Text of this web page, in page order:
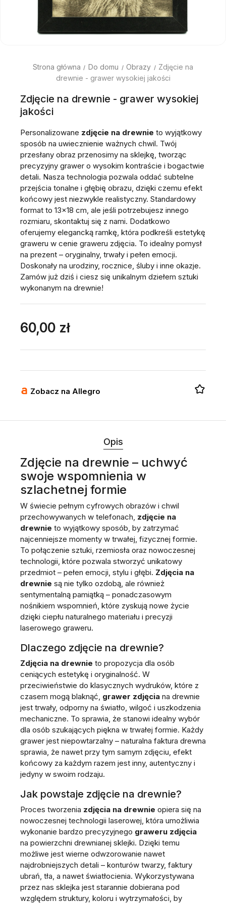
Strona główna Do domu Obrazy
Zdjęcie na
drewnie - grawer wysokiej jakości
Zdjęcie na drewnie - grawer wysokiej
jakości
Personalizowane zdjęcie na drewnie to wyjątkowy
sposób na uwiecznienie ważnych chwil. Twój
przesłany obraz przenosimy na sklejkę, tworząc
precyzyjny grawer o wysokim kontraście i bogactwie
detali. Nasza technologia pozwala oddać subtelne
przejścia tonalne i głębię obrazu, dzięki czemu efekt
końcowy jest niezwykle realistyczny. Standardowy
format to 13x18 cm, ale jeśli potrzebujesz innego
rozmiaru, skontaktuj się z nami. Dodatkowo
oferujemy elegancką ramkę, która podkreśli estetykę
graweru w cenie graweru zdjęcia. To idealny pomysł
na prezent – oryginalny, trwały i pełen emocji.
Doskonały na urodziny, rocznice, śluby i inne okazje.
Zamów już dziś i ciesz się unikalnym dziełem sztuki
wykonanym na drewnie!
60,00 zł
Zobacz na Allegro
Opis
Zdjęcie na drewnie – uchwyć
swoje wspomnienia w
szlachetnej formie
W świecie pełnym cyfrowych obrazów i chwil
przechowywanych w telefonach, zdjęcie na
drewnie to wyjątkowy sposób, by zatrzymać
najcenniejsze momenty w trwałej, fizycznej formie.
To połączenie sztuki, rzemiosła oraz nowoczesnej
technologii, które pozwala stworzyć unikatowy
przedmiot – pełen emocji, stylu i głębi. Zdjęcia na
drewnie są nie tylko ozdobą, ale również
sentymentalną pamiątką – ponadczasowym
nośnikiem wspomnień, które zyskują nowe życie
dzięki ciepłu naturalnego materiału i precyzji
laserowego graweru.
Dlaczego zdjęcie na drewnie?
Zdjęcia na drewnie to propozycja dla osób
ceniących estetykę i oryginalność. W
przeciwieństwie do klasycznych wydruków, które z
czasem mogą blaknąć, grawer zdjęcia na drewnie
jest trwały, odporny na światło, wilgoć i uszkodzenia
mechaniczne. To sprawia, że stanowi idealny wybór
dla osób szukających piękna w trwałej formie. Każdy
grawer jest niepowtarzalny – naturalna faktura drewna
sprawia, że nawet przy tym samym zdjęciu, efekt
końcowy za każdym razem jest inny, autentyczny i
jedyny w swoim rodzaju.
Jak powstaje zdjęcie na drewnie?
Proces tworzenia zdjęcia na drewnie opiera się na
nowoczesnej technologii laserowej, która umożliwia
wykonanie bardzo precyzyjnego graweru zdjęcia
na powierzchni drewnianej sklejki. Dzięki temu
możliwe jest wierne odwzorowanie nawet
najdrobniejszych detali – konturów twarzy, faktury
ubrań, tła, a nawet światłocienia. Wykorzystywana
przez nas sklejka jest starannie dobierana pod
względem struktury, koloru i wytrzymałości, by